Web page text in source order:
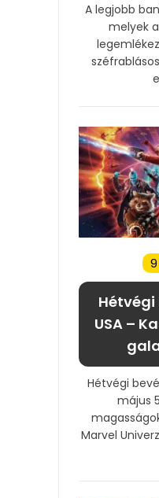
A legjobb
melyek
USA –
Hétvégi
május
Marvel